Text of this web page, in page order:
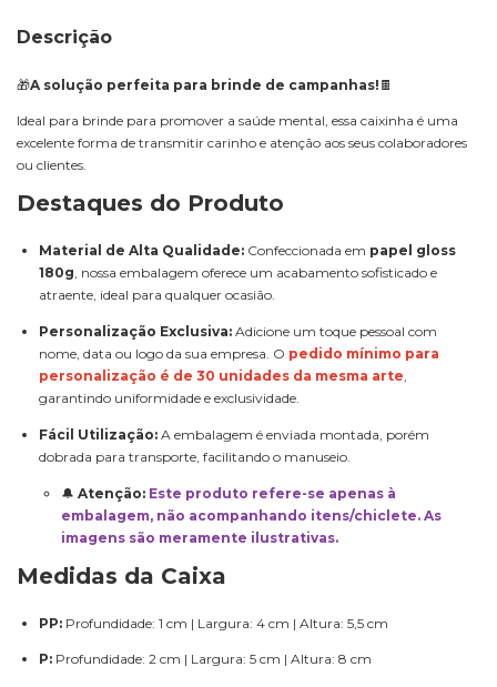
Descrição
🎁A solução perfeita para brinde de campanhas! 🍫
Ideal para brinde para promover a saúde mental, essa caixinha é uma
excelente forma de transmitir carinho e atenção aos seus colaboradores
ou clientes.
Destaques do Produto
Material de Alta Qualidade: Confeccionada em papel gloss
180g, nossa embalagem oferece um acabamento sofisticado e
atraente, ideal para qualquer ocasião.
Personalização Exclusiva: Adicione um toque pessoal com
nome, data ou logo da sua empresa. O pedido mínimo para
personalização é de 30 unidades da mesma arte,
garantindo uniformidade e exclusividade.
Fácil Utilização: A embalagem é enviada montada, porém
dobrada para transporte, facilitando o manuseio.
🔔 Atenção: Este produto refere-se apenas à
embalagem, não acompanhando itens/chiclete. As
imagens são meramente ilustrativas.
Medidas da Caixa
PP: Profundidade: 1 cm | Largura: 4 cm | Altura: 5,5 cm
P: Profundidade: 2 cm | Largura: 5 cm | Altura: 8 cm